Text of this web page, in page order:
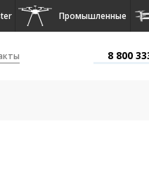
Промышленные
8 800